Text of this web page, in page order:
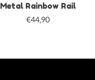
Metal Rainbow Rail
€44,90